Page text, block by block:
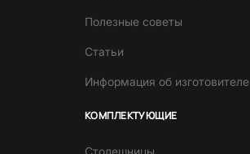
Полезные советы
Статьи
Информация об изготовителе
КОМПЛЕКТУЮЩИЕ